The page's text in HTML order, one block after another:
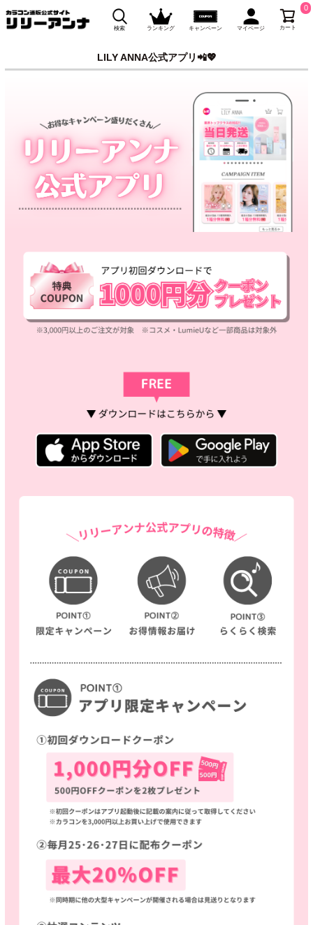
検索 ランキング キャンペーン マイページ カート
0
LILY ANNA公式アプリ📲💖